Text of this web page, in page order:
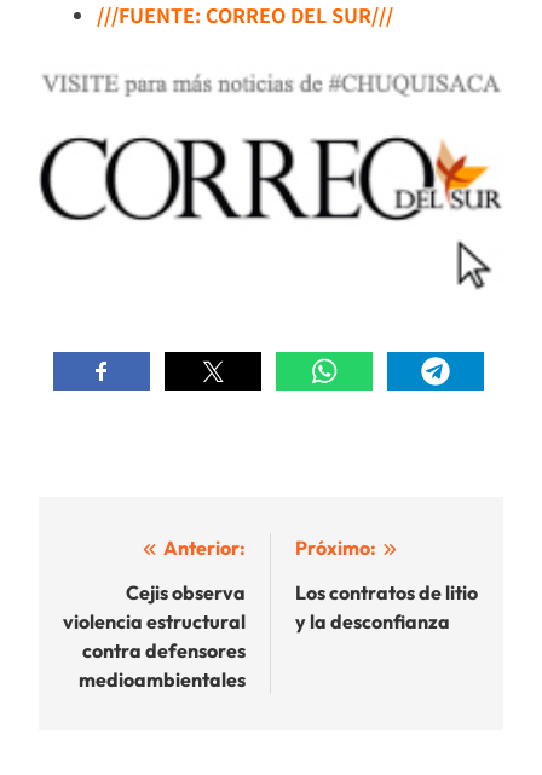
///FUENTE: CORREO DEL SUR///
Navegación
entradas
Anterior:
Cejis observa
violencia estructural
contra defensores
medioambientales
Próximo:
Los contratos de litio
y la desconfianza